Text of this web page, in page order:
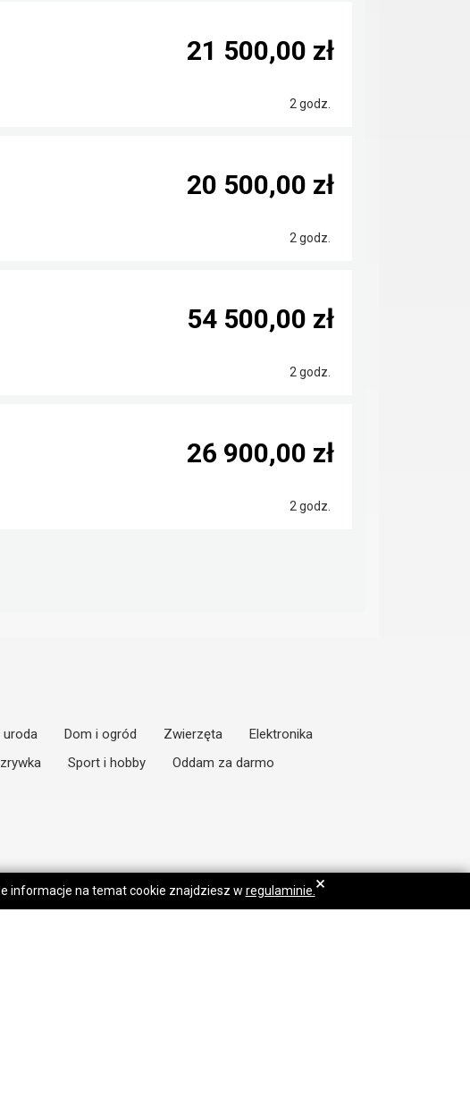
2 godz.
21 500,00 zł
2 godz.
20 500,00 zł
2 godz.
54 500,00 zł
2 godz.
26 900,00 zł
uroda Dom i ogród Zwierzęta
Elektronika
Sport i hobby
Oddam za darmo
informacje na temat cookie znajdziesz w regulaminie. ×